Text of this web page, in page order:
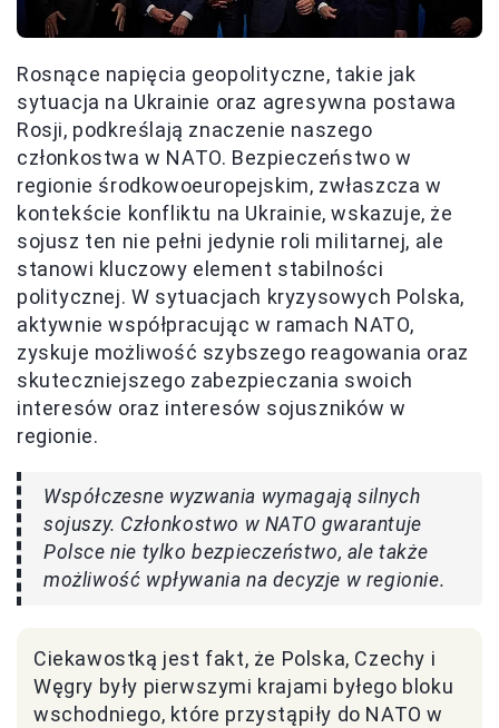
Rosnące napięcia geopolityczne, takie jak
sytuacja na Ukrainie oraz agresywna postawa
Rosji, podkreślają znaczenie naszego
członkostwa w NATO. Bezpieczeństwo w
regionie środkowoeuropejskim, zwłaszcza w
kontekście konfliktu na Ukrainie, wskazuje, że
sojusz ten nie pełni jedynie roli militarnej, ale
stanowi kluczowy element stabilności
politycznej. W sytuacjach kryzysowych Polska,
aktywnie współpracując w ramach NATO,
zyskuje możliwość szybszego reagowania oraz
skuteczniejszego zabezpieczania swoich
interesów oraz interesów sojuszników w
regionie.
Współczesne wyzwania wymagają silnych
sojuszy. Członkostwo w NATO gwarantuje
Polsce nie tylko bezpieczeństwo, ale także
możliwość wpływania na decyzje w regionie.
Ciekawostką jest fakt, że Polska, Czechy i
Węgry były pierwszymi krajami byłego bloku
wschodniego, które przystąpiły do NATO w